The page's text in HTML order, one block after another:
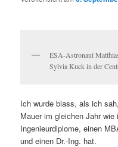
ESA-Astronaut
Sylvia Kuck in der
Ich wurde blass, als ich
Mauer im gleichen Jahr
Ingenieurdiplome, einen
und einen Dr.-Ing. hat.